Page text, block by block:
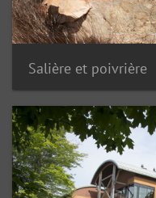
Salière et poivrière